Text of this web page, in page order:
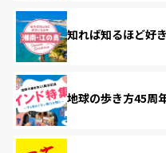
知れば知るほど好
地球の歩き方45周